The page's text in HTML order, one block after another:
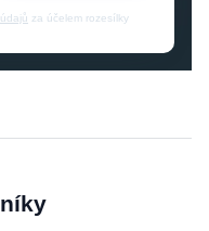
za účelem rozesílky